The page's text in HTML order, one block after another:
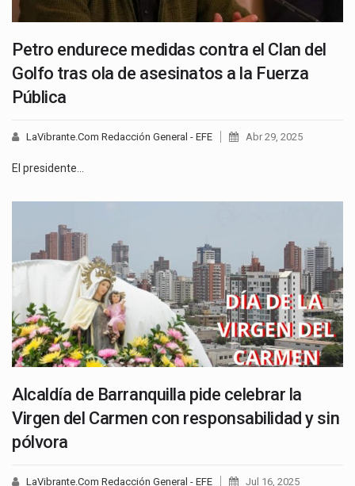
Petro endurece medidas contra el Clan del
Golfo tras ola de asesinatos a la Fuerza
Pública
LaVibrante.Com Redacción General - EFE Abr 29, 2025
El presidente…
Alcaldía de Barranquilla pide celebrar la
Virgen del Carmen con responsabilidad y sin
pólvora
LaVibrante.Com Redacción General - EFE Jul 16, 2025